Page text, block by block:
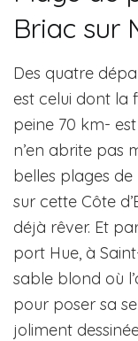
Briac sur
Des quatre
est celui dont la
peine 70 km-
n’en abrite pas
belles plages
sur cette Côte
déjà rêver. Et
port Hue, à
sable blond où
pour poser sa
joliment